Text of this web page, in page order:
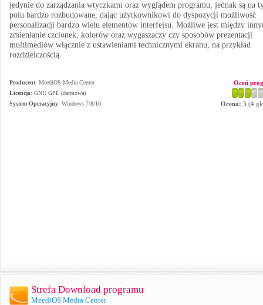
jedynie do zarządzania wtyczkami oraz wyglądem programu, jednak są na
polu bardzo rozbudowane, dając użytkownikowi do dyspozycji możliwość
personalizacji bardzo wielu elementów interfejsu. Możliwe jest między
zmienianie czcionek, kolorów oraz wygaszaczy czy sposobów prezentacji
multimediów włącznie z ustawieniami technicznymi ekranu, na przykład
rozdzielczością.
Producent: MeediOS Media Center
Licencja: GNU GPL (darmowa)
System Operacyjny: Windows 7/8/10
Oceń
Ocena: 3 (4
Strefa Download programu
MeediOS Media Center